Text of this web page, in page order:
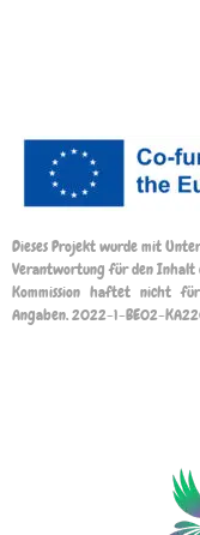
Dieses Projekt wurde mit
Verantwortung für den Inhalt
Kommission haftet nicht
Angaben. 2022-1-BE02-